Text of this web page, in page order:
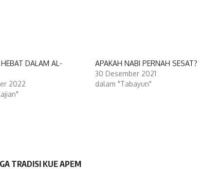
DALAM AL-
2022
APAKAH NABI PERNAH SESAT?
30 Desember 2021
dalam "Tabayun"
TRADISI KUE APEM